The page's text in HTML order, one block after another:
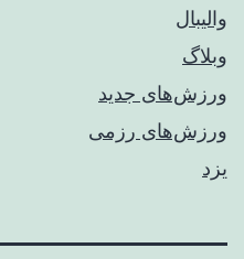
والیبال
وبلاگ
ورزش‌های جدید
ورزش‌های رزمی
یزد